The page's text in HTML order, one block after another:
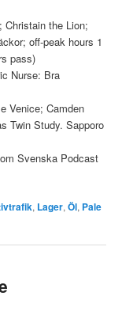
Christain the Lion;
off-peak hours 1
pass)
Nurse: Bra
Venice; Camden
Twin Study. Sapporo
Svenska Podcast
, Lager,Öl, Pale